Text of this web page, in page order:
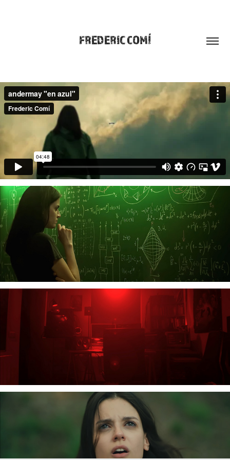
FREDERIC COMÍ